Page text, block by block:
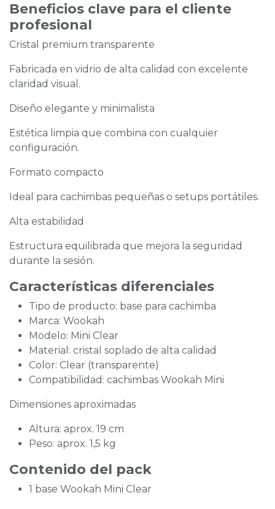
Beneficios clave para el cliente
profesional
Cristal premium transparente
Fabricada en vidrio de alta calidad con excelente
claridad visual.
Diseño elegante y minimalista
Estética limpia que combina con cualquier
configuración.
Formato compacto
Ideal para cachimbas pequeñas o setups portátiles.
Alta estabilidad
Estructura equilibrada que mejora la seguridad
durante la sesión.
Características diferenciales
Tipo de producto: base para cachimba
Marca: Wookah
Modelo: Mini Clear
Material: cristal soplado de alta calidad
Color: Clear (transparente)
Compatibilidad: cachimbas Wookah Mini
Dimensiones aproximadas
Altura: aprox. 19 cm
Peso: aprox. 1,5 kg
Contenido del pack
1 base Wookah Mini Clear